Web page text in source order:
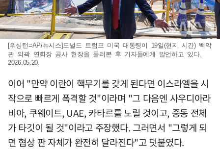
[워싱턴=AP/뉴시스]도널드 트럼프 미국 대통령이 19일(현지 시간) 백악
관 외곽 연회장 공사 현장을 둘러본 후 기자들에게 발언하고 있다.
2026.05.20.
이어 "만약 이란이 핵무기를 갖게 된다면 이스라엘을 시
작으로 빠르게 폭격할 것"이라며 "그 다음엔 사우디아라
비아, 쿠웨이트, UAE, 카타르를 노릴 것이고, 중동 전체
가 타깃이 될 것"이라고 주장했다. 그러면서 "그렇게 되
면 협상 판 자체가 완전히 달라진다"고 덧붙였다.